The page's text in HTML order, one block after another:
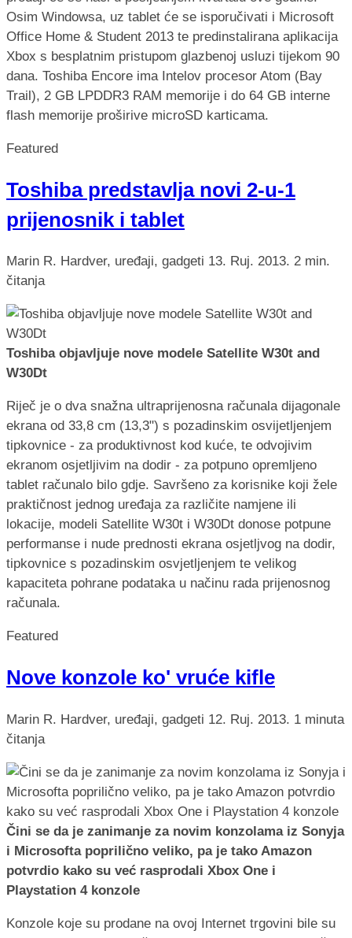
Osim Windowsa, uz tablet će se isporučivati i Microsoft
Office Home & Student 2013 te predinstalirana aplikacija
Xbox s besplatnim pristupom glazbenoj usluzi tijekom 90
dana. Toshiba Encore ima Intelov procesor Atom (Bay
Trail), 2 GB LPDDR3 RAM memorije i do 64 GB interne
flash memorije proširive microSD karticama.
Featured
Toshiba predstavlja novi 2-u-1
prijenosnik i tablet
Marin R. Hardver, uređaji, gadgeti 13. Ruj. 2013. 2 min.
čitanja
Toshiba objavljuje nove modele Satellite W30t and
W30Dt
Riječ je o dva snažna ultraprijenosna računala dijagonale
ekrana od 33,8 cm (13,3") s pozadinskim osvijetljenjem
tipkovnice - za produktivnost kod kuće, te odvojivim
ekranom osjetljivim na dodir - za potpuno opremljeno
tablet računalo bilo gdje. Savršeno za korisnike koji žele
praktičnost jednog uređaja za različite namjene ili
lokacije, modeli Satellite W30t i W30Dt donose potpune
performanse i nude prednosti ekrana osjetljvog na dodir,
tipkovnice s pozadinskim osvjetljenjem te velikog
kapaciteta pohrane podataka u načinu rada prijenosnog
računala.
Featured
Nove konzole ko' vruće kifle
Marin R. Hardver, uređaji, gadgeti 12. Ruj. 2013. 1 minuta
čitanja
Čini se da je zanimanje za novim konzolama iz Sonyja
i Microsofta poprilično veliko, pa je tako Amazon
potvrdio kako su već rasprodali Xbox One i
Playstation 4 konzole
Konzole koje su prodane na ovoj Internet trgovini bile su